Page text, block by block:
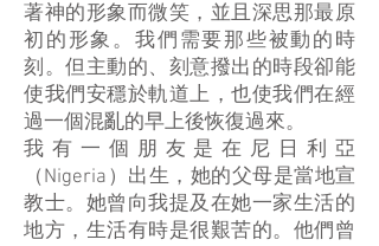
著神的形象而微笑，並且深思那最原
初的形象。我們需要那些被動的時
刻。但主動的、刻意撥出的時段卻能
使我們安穩於軌道上，也使我們在經
過一個混亂的早上後恢復過來。
我有一個朋友是在尼日利亞
（Nigeria）出生，她的父母是當地宣
教士。她曾向我提及在她一家生活的
地方，生活有時是很艱苦的。他們曾